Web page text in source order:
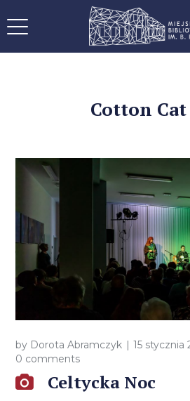
Cotton Cat
by Dorota Abramczyk 15 stycznia
0 comments
Celtycka Noc